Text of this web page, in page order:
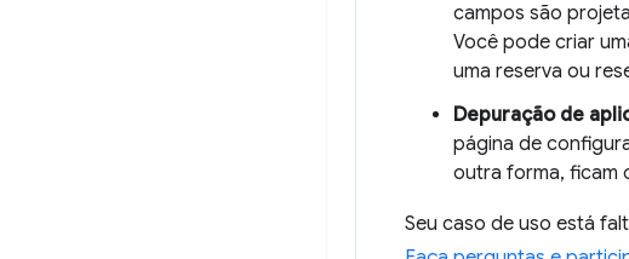
campos são
Você pode criar
uma reserva ou
Depuração de
página de
outra forma, ficam
Seu caso de uso está